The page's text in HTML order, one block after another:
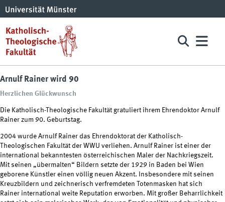
Arnulf Rainer wird 90
Herzlichen Glückwunsch
Die Katholisch-Theologische Fakultät gratuliert ihrem Ehrendoktor Arnulf
Rainer zum 90. Geburtstag.
2004 wurde Arnulf Rainer das Ehrendoktorat der Katholisch-
Theologischen Fakultät der WWU verliehen. Arnulf Rainer ist einer der
international bekanntesten österreichischen Maler der Nachkriegszeit.
Mit seinen „übermalten“ Bildern setzte der 1929 in Baden bei Wien
geborene Künstler einen völlig neuen Akzent. Insbesondere mit seinen
Kreuzbildern und zeichnerisch verfremdeten Totenmasken hat sich
Rainer international weite Reputation erworben. Mit großer Beharrlichkeit